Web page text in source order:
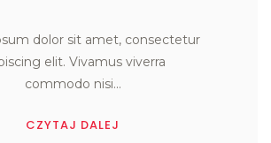
dolor sit amet, consectetur
elit. Vivamus viverra
commodo nisi...
CZYTAJ DALEJ